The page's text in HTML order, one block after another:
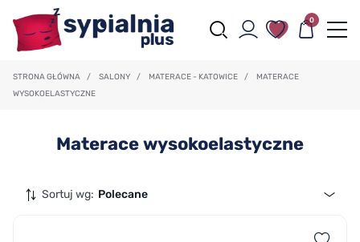
0
STRONA GŁÓWNA / SALONY / MATERACE - KATOWICE /
MATERACE
WYSOKOELASTYCZNE
Materace wysokoelastyczne
Sortuj wg: Polecane